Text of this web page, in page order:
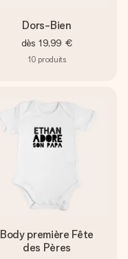
Dors-Bien
dès 19,99 €
10 produits
Body première Fête
des Pères